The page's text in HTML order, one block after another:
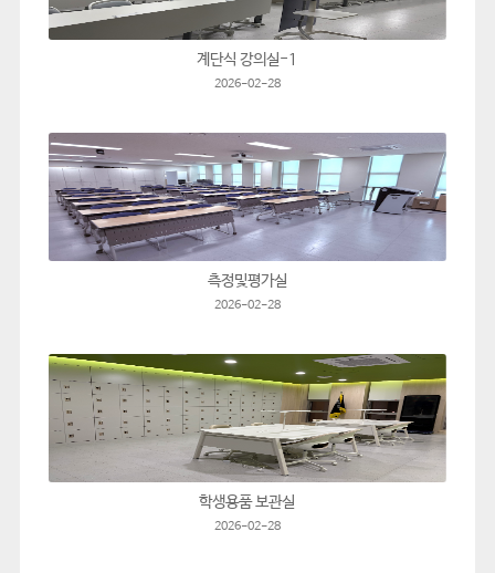
계단식 강의실-1
2026-02-28
측정및평가실
2026-02-28
학생용품 보관실
2026-02-28